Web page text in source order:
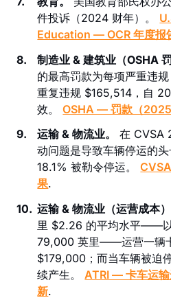
件投诉（2024 财年）。
Education — OCR 年度报
8.
制造业 & 建筑业（OSHA 罚
的最高罚款为每项严重违
重复违规 $165,514，自
效。OSHA — 罚款（2025
9.
运输 & 物流业。
在 CVSA
动问题是导致车辆停运的
18.1% 被勒令停运。
果.
10. 运输 & 物流业（运营成本）
里 $2.26 的平均水平——
79,000 英里——运营一辆
$179,000；而当车辆被迫
续产生。ATRI — 卡车运
新.